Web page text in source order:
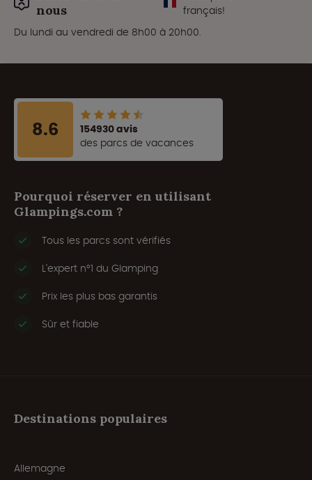
nous
français!
Du lundi au vendredi de 8h00 à 20h00.
8.6
154930 avis
des parcs de vacances
Pourquoi réserver en utilisant
Glampings.com ?
Tous les parcs sont vérifiés
L'expert n°1 du Glamping
Prix les plus bas garantis
Sûr et fiable
Destinations populaires
Allemagne